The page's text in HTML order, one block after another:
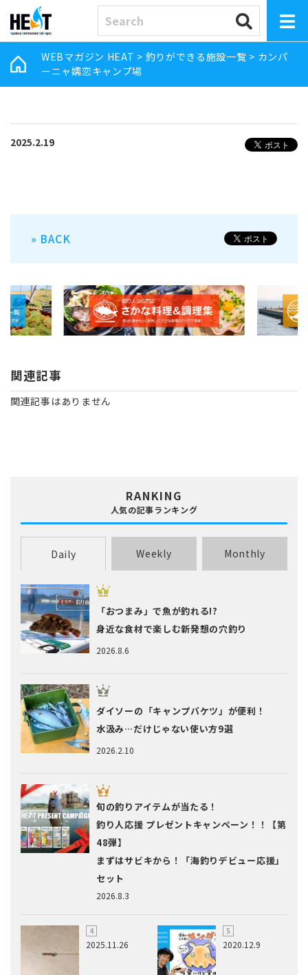
WEBマガジン HEAT > 釣りができる施設一覧 > カンパ
ーニャ嬬恋キャンプ場
2025.2.19
» BACK
関連記事
関連記事はありません
RANKING
人気の記事ランキング
Daily Weekly Monthly
2026.8.6
「おつまみ」で魚が釣れる!?
身近な食材で楽しむ新発想の穴釣り
2026.2.10
ダイソーの「キャンプバケツ」が便利！
水汲み…だけじゃない使い方9選
2026.8.3
旬の釣りアイテムが当たる！
釣り人応援 プレゼントキャンペーン！！【第
48弾】
まずはサビキから！「海釣りデビュー応援」
セット
2025.11.26 2020.12.9